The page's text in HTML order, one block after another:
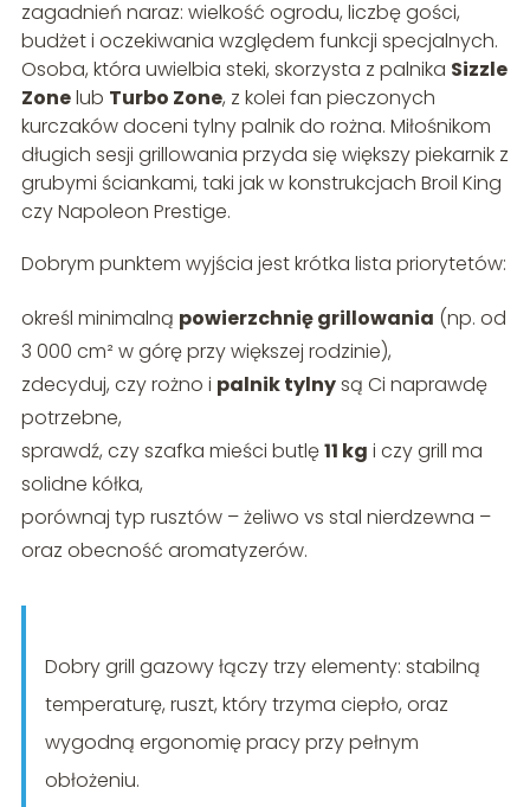
zagadnień naraz: wielkość ogrodu, liczbę gości,
budżet i oczekiwania względem funkcji specjalnych.
Osoba, która uwielbia steki, skorzysta z palnika Sizzle
Zonelub Turbo Zone, z kolei fan pieczonych
kurczaków doceni tylny palnik do rożna. Miłośnikom
długich sesji grillowania przyda się większy piekarnik z
grubymi ściankami, taki jak w konstrukcjach Broil King
czy Napoleon Prestige.
Dobrym punktem wyjścia jest krótka lista priorytetów:
określ minimalną powierzchnię grillowania (np. od
3 000 cm² w górę przy większej rodzinie),
zdecyduj, czy rożno i palnik tylnysą Ci naprawdę
potrzebne,
sprawdź, czy szafka mieści butlę11 kg i czy grill ma
solidne kółka,
porównaj typ rusztów – żeliwo vs stal nierdzewna –
oraz obecność aromatyzerów.
Dobry grill gazowy łączy trzy elementy: stabilną
temperaturę, ruszt, który trzyma ciepło, oraz
wygodną ergonomię pracy przy pełnym
obłożeniu.